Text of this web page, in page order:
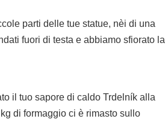
parti delle tue statue, nèi di una
fuori di testa e abbiamo sfiorato la
il tuo sapore di caldo Trdelník alla
di formaggio ci è rimasto sullo